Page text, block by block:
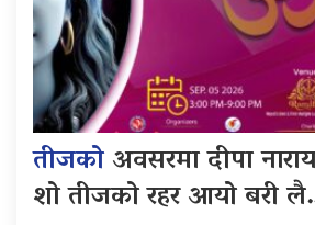
तीजकोअवसरमा दीपा
शो तीजको रहर आयो बरी